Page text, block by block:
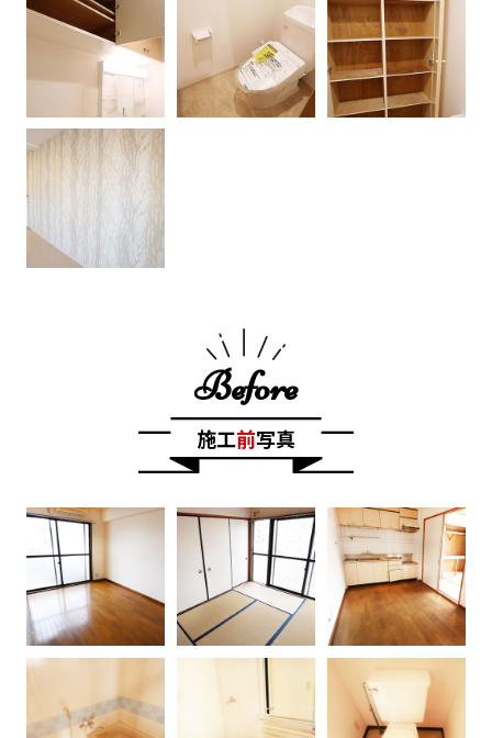
Before
施工前写真